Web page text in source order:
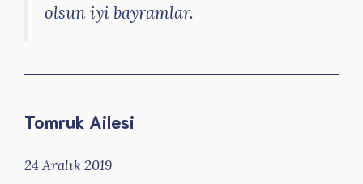
olsun iyi bayramlar.
Tomruk Ailesi
24 Aralık 2019